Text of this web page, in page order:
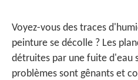
Voyez-vous des traces
peinture se décolle ? Les
détruites par une fuite d'eau
problèmes sont gênants et